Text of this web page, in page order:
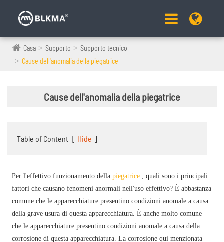
Casa Supporto
Supporto tecnico
Cause dell'anomalia della piegatrice
Cause dell'anomalia della piegatrice
Table of Content [ Hide ]
Per l'effettivo funzionamento dellapiegatrice , quali sono i principali
fattori che causano fenomeni anormali nell'uso effettivo? È abbastanza
comune che le apparecchiature presentino condizioni anomale a causa
della grave usura di questa apparecchiatura. È anche molto comune
che le apparecchiature presentino condizioni anomale a causa della
corrosione di questa apparecchiatura. La corrosione qui menzionata